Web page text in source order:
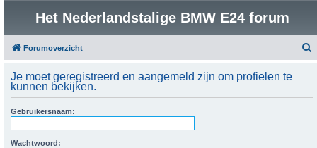
Het Nederlandstalige BMW E24 forum
Forumoverzicht
k
Je moet geregistreerd en aangemeld zijn om profielen te
kunnen bekijken.
Gebruikersnaam:
Wachtwoord: